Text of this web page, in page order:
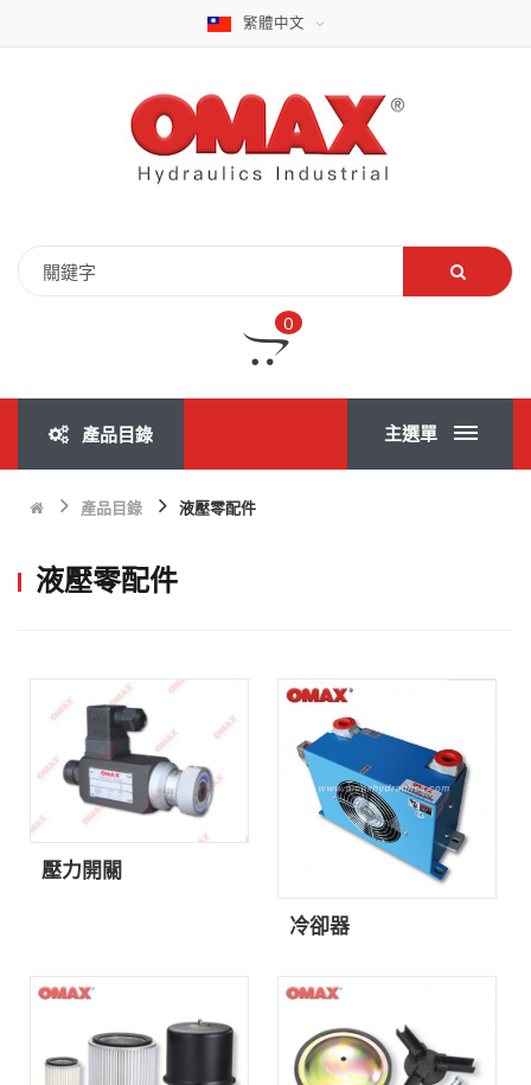
繁體中文
0
產品目錄 主選單
產品目錄 液壓零配件
液壓零配件
壓力開關
冷卻器